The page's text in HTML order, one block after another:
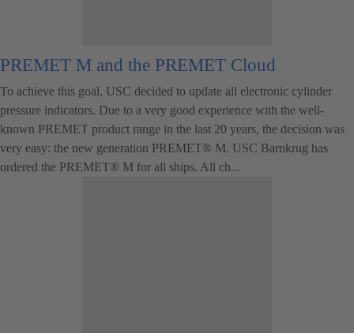
PREMET M and the PREMET Cloud
To achieve this goal, USC decided to update all electronic cylinder
pressure indicators. Due to a very good experience with the well-
known PREMET product range in the last 20 years, the decision was
very easy: the new generation PREMET® M. USC Barnkrug has
ordered the PREMET® M for all ships. All ch...